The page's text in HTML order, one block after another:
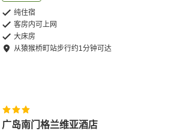
纯住宿
客房内可上网
大床房
从猿猴桥町站步行约1分钟可达
广岛南门格兰维亚酒店